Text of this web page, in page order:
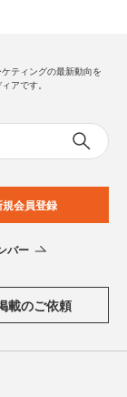
ティングの最新動向を
アです。
規会員登録
バー
載のご依頼